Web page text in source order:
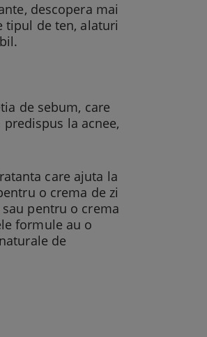
descopera mai
tipul de ten, alaturi
de sebum, care
la acnee,
care ajuta la
o crema de zi
sau pentru o crema
formule au o
de